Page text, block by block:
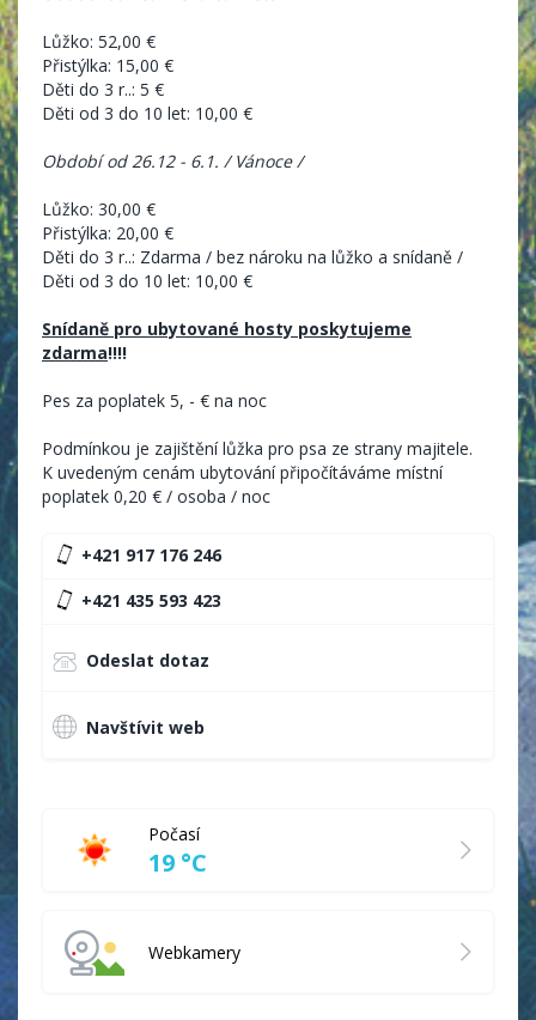
Lůžko: 52,00 €
Přistýlka: 15,00 €
Děti do 3 r..: 5 €
Děti od 3 do 10 let: 10,00 €
Období od 26.12 - 6.1. / Vánoce /
Lůžko: 30,00 €
Přistýlka: 20,00 €
Děti do 3 r..: Zdarma / bez nároku na lůžko a snídaně /
Děti od 3 do 10 let: 10,00 €
Snídaně pro ubytované hosty poskytujeme
zdarma!!!!
Pes za poplatek 5, - € na noc
Podmínkou je zajištění lůžka pro psa ze strany majitele.
K uvedeným cenám ubytování připočítáváme místní
poplatek 0,20 € / osoba / noc
+421 917 176 246
+421 435 593 423
Odeslat dotaz
Navštívit web
Počasí
19 °C
Webkamery